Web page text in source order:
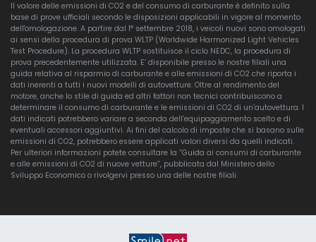
Il valore delle emissioni di CO2 e del consumo di carburante è definito sulla
base di prove ufficiali secondo le disposizioni applicabili in vigore al momento
dell'omologazione. A partire dal 1° settembre 2018, i veicoli nuovi sono omologati
ai sensi della procedura di prova WLTP (Worldwide Harmonized Light Vehicles
Test Procedure). La procedura WLTP sostituisce il ciclo NEDC, la procedura di
prova precedentemente utilizzata. E’ disponibile presso le nostre filiali una
guida relativa al risparmio di carburante e alle emissioni di CO2 che riporta i
dati inerenti a tutti i nuovi modelli di autovetture. Oltre al rendimento del
motore, anche lo stile di guida ed altri fattori non tecnici contribuiscono a
determinare il consumo di carburante e le emissioni di CO2 di un’autovettura. I
dati indicati potrebbero variare a seconda dell’equipaggiamento scelto e di
eventuali accessori aggiuntivi. Ai fini del calcolo di imposte che si basano sulle
emissioni di CO2, potrebbero essere applicati valori diversi da quelli indicati.
Per ulteriori informazioni potete consultare la “Guida ai consumi di carburante
e alle emissioni di CO2 di nuove vetture”, pubblicata dal Ministero dello
Sviluppo Economico o rivolgervi presso una delle nostre filiali.